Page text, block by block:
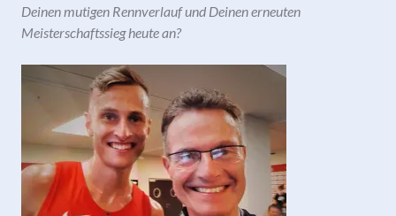
Deinen mutigen Rennverlauf und Deinen erneuten
Meisterschaftssieg heute an?